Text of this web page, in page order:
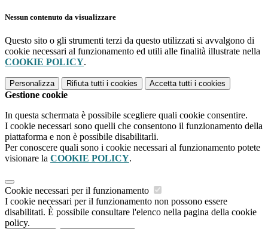
Nessun contenuto da visualizzare
Questo sito o gli strumenti terzi da questo utilizzati si avvalgono di
cookie necessari al funzionamento ed utili alle finalità illustrate nella
COOKIE POLICY.
Personalizza Rifiuta tutti i cookies Accetta tutti i cookies
Gestione cookie
In questa schermata è possibile scegliere quali cookie consentire.
I cookie necessari sono quelli che consentono il funzionamento della
piattaforma e non è possibile disabilitarli.
Per conoscere quali sono i cookie necessari al funzionamento potete
visionare la COOKIE POLICY.
Cookie necessari per il funzionamento
I cookie necessari per il funzionamento non possono essere
disabilitati. È possibile consultare l'elenco nella pagina della cookie
policy.